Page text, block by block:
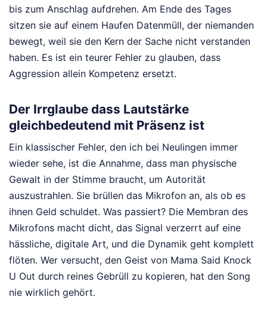
bis zum Anschlag aufdrehen. Am Ende des Tages
sitzen sie auf einem Haufen Datenmüll, der niemanden
bewegt, weil sie den Kern der Sache nicht verstanden
haben. Es ist ein teurer Fehler zu glauben, dass
Aggression allein Kompetenz ersetzt.
Der Irrglaube dass Lautstärke
gleichbedeutend mit Präsenz ist
Ein klassischer Fehler, den ich bei Neulingen immer
wieder sehe, ist die Annahme, dass man physische
Gewalt in der Stimme braucht, um Autorität
auszustrahlen. Sie brüllen das Mikrofon an, als ob es
ihnen Geld schuldet. Was passiert? Die Membran des
Mikrofons macht dicht, das Signal verzerrt auf eine
hässliche, digitale Art, und die Dynamik geht komplett
flöten. Wer versucht, den Geist von Mama Said Knock
U Out durch reines Gebrüll zu kopieren, hat den Song
nie wirklich gehört.